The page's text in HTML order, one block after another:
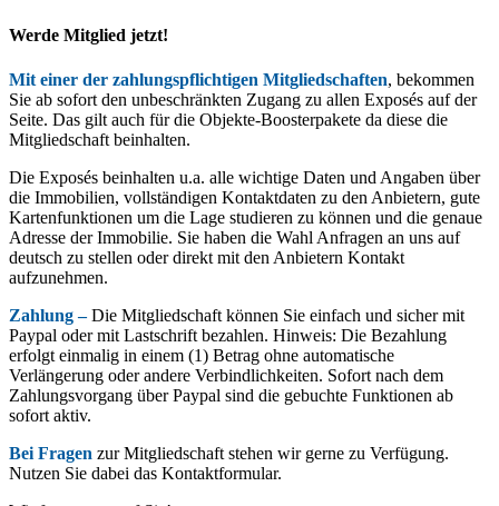
Werde Mitglied jetzt!
Mit einer der zahlungspflichtigen Mitgliedschaften, bekommen
Sie ab sofort den unbeschränkten Zugang zu allen Exposés auf der
Seite. Das gilt auch für die Objekte-Boosterpakete da diese die
Mitgliedschaft beinhalten.
Die Exposés beinhalten u.a. alle wichtige Daten und Angaben über
die Immobilien, vollständigen Kontaktdaten zu den Anbietern, gute
Kartenfunktionen um die Lage studieren zu können und die genaue
Adresse der Immobilie. Sie haben die Wahl Anfragen an uns auf
deutsch zu stellen oder direkt mit den Anbietern Kontakt
aufzunehmen.
Zahlung –Die Mitgliedschaft können Sie einfach und sicher mit
Paypal oder mit Lastschrift bezahlen. Hinweis: Die Bezahlung
erfolgt einmalig in einem (1) Betrag ohne automatische
Verlängerung oder andere Verbindlichkeiten. Sofort nach dem
Zahlungsvorgang über Paypal sind die gebuchte Funktionen ab
sofort aktiv.
Bei Fragen zur Mitgliedschaft stehen wir gerne zu Verfügung.
Nutzen Sie dabei das Kontaktformular.